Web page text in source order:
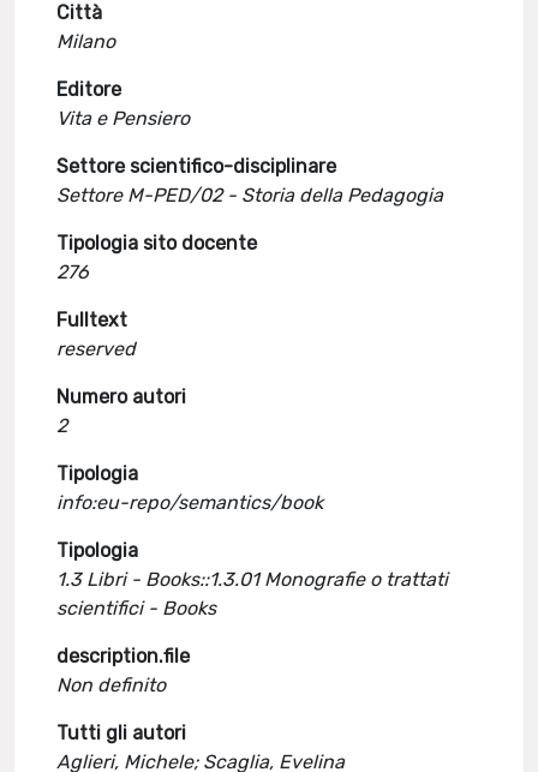
Città
Milano
Editore
Vita e Pensiero
Settore scientifico-disciplinare
Settore M-PED/02 - Storia della Pedagogia
Tipologia sito docente
276
Fulltext
reserved
Numero autori
2
Tipologia
info:eu-repo/semantics/book
Tipologia
1.3 Libri - Books::1.3.01 Monografie o trattati
scientifici - Books
description.file
Non definito
Tutti gli autori
Aglieri, Michele; Scaglia, Evelina